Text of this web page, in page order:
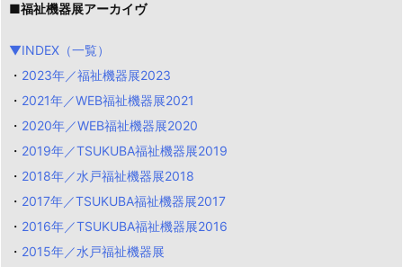
■福祉機器展アーカイヴ
▼INDEX（一覧）
・ 2023年／福祉機器展2023
・ 2021年／WEB福祉機器展2021
・ 2020年／WEB福祉機器展2020
・ 2019年／TSUKUBA福祉機器展2019
・ 2018年／水戸福祉機器展2018
・ 2017年／TSUKUBA福祉機器展2017
・ 2016年／TSUKUBA福祉機器展2016
・ 2015年／水戸福祉機器展